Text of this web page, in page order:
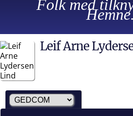
Folk med
Hemne.
Leif Arne